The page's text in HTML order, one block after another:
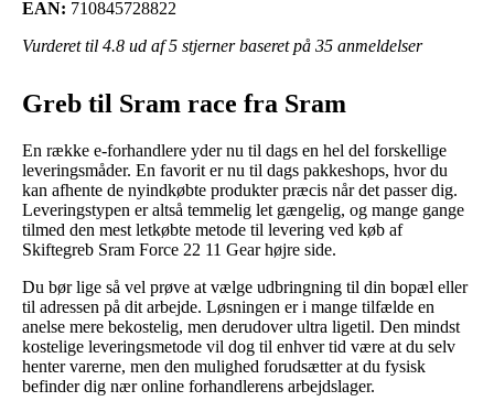
EAN: 710845728822
Vurderet til 4.8 ud af 5 stjerner baseret på 35 anmeldelser
Greb til Sram race fra Sram
En række e-forhandlere yder nu til dags en hel del forskellige
leveringsmåder. En favorit er nu til dags pakkeshops, hvor du
kan afhente de nyindkøbte produkter præcis når det passer dig.
Leveringstypen er altså temmelig let gængelig, og mange gange
tilmed den mest letkøbte metode til levering ved køb af
Skiftegreb Sram Force 22 11 Gear højre side.
Du bør lige så vel prøve at vælge udbringning til din bopæl eller
til adressen på dit arbejde. Løsningen er i mange tilfælde en
anelse mere bekostelig, men derudover ultra ligetil. Den mindst
kostelige leveringsmetode vil dog til enhver tid være at du selv
henter varerne, men den mulighed forudsætter at du fysisk
befinder dig nær online forhandlerens arbejdslager.